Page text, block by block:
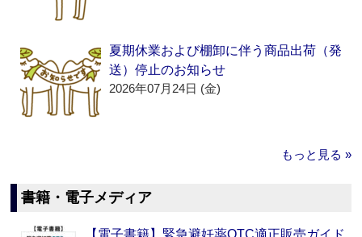
夏期休業および棚卸に伴う商品出荷（発
送）停止のお知らせ
2026年07月24日 (金)
もっと見る »
書籍・電子メディア